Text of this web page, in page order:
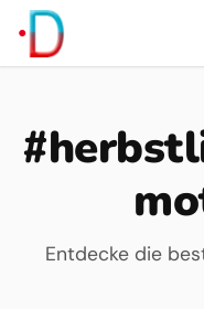
Entdecke die